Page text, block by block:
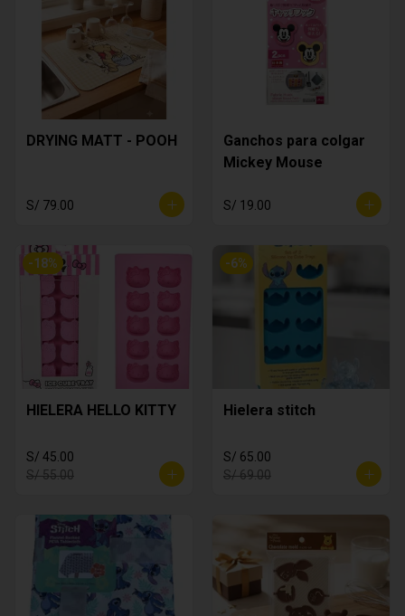
DRYING MATT - POOH
S/ 79.00
Ganchos para colgar
Mickey Mouse
S/ 19.00
-18%
HIELERA HELLO KITTY
S/ 45.00
S/ 55.00
-6%
Hielera stitch
S/ 65.00
S/ 69.00